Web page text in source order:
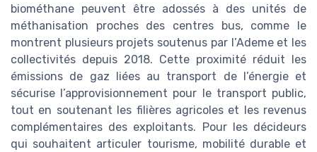
biométhane peuvent être adossés à des unités de
méthanisation proches des centres bus, comme le
montrent plusieurs projets soutenus par l’Ademe et les
collectivités depuis 2018. Cette proximité réduit les
émissions de gaz liées au transport de l’énergie et
sécurise l’approvisionnement pour le transport public,
tout en soutenant les filières agricoles et les revenus
complémentaires des exploitants. Pour les décideurs
qui souhaitent articuler tourisme, mobilité durable et